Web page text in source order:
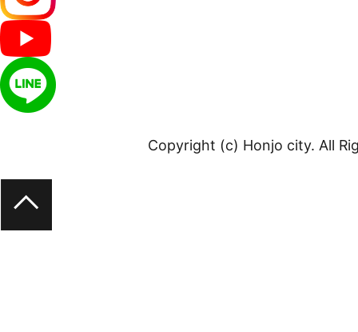
Copyright (c) Honjo city. All